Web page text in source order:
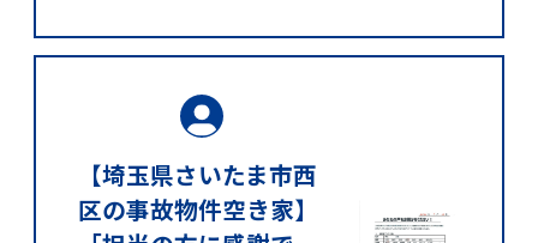
【埼玉県さいたま市西
区の事故物件空き家】